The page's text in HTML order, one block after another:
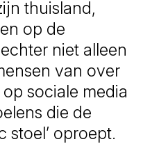
thuisland,
op de
niet alleen
van over
sociale media
die de
stoel’ oproept.